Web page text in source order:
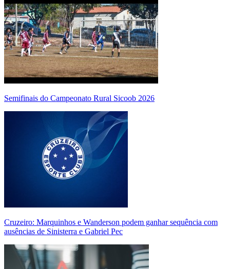
Semifinais do Campeonato Rural Sicoob 2026
Cruzeiro: Marquinhos e Wanderson podem ganhar sequência com
ausências de Sinisterra e Gabriel Pec